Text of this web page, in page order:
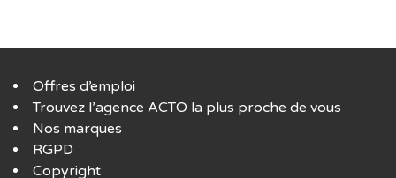
Offres d’emploi
Trouvez l’agence ACTO la plus proche de vous
Nos marques
RGPD
Copyright